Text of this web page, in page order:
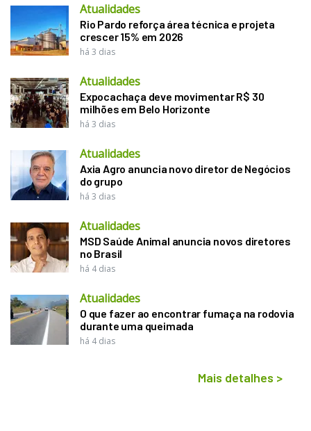
Atualidades
Rio Pardo reforça área técnica e projeta
crescer 15% em 2026
há 3 dias
Atualidades
Expocachaça deve movimentar R$ 30
milhões em Belo Horizonte
há 3 dias
Atualidades
Axia Agro anuncia novo diretor de Negócios
do grupo
há 3 dias
Atualidades
MSD Saúde Animal anuncia novos diretores
no Brasil
há 4 dias
Atualidades
O que fazer ao encontrar fumaça na rodovia
durante uma queimada
há 4 dias
Mais detalhes >